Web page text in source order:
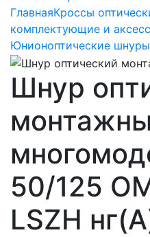
ГлавнаяКроссы
комплектующие и
Юнионоптические
Шнур
50/125
LSZH